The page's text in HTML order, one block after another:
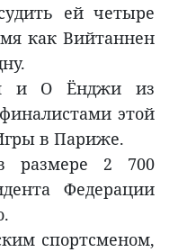
ей четыре
как Вийтаннен
и О Ёнджи из
этой
в Париже.
размере 2 700
Федерации
спортсменом,